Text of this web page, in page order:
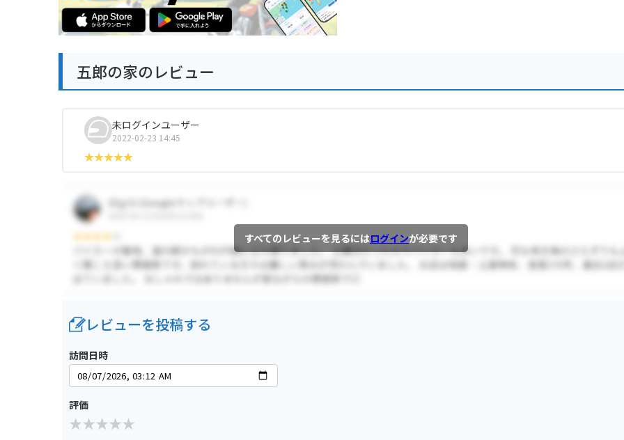
五郎の家のレビュー
未ログインユーザー
2022-02-23 14:45
すべてのレビューを見るにはログインが必要です
レビューを投稿する
訪問日時
評価